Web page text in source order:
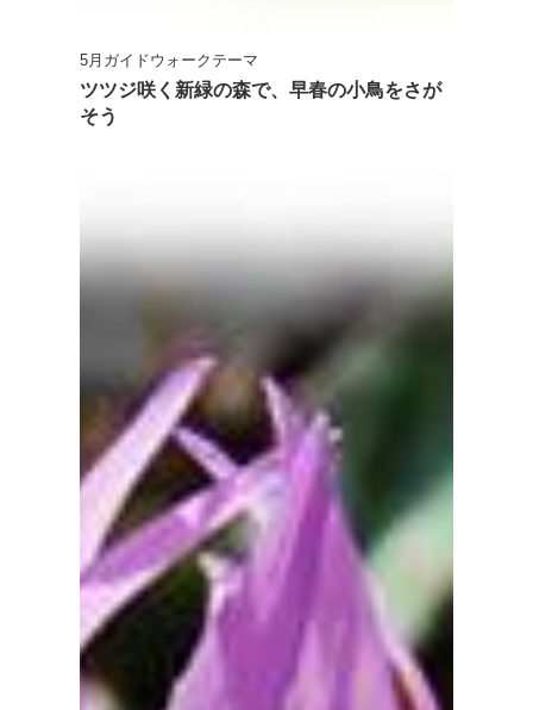
5月ガイドウォークテーマ
ツツジ咲く新緑の森で、早春の小鳥をさが
そう